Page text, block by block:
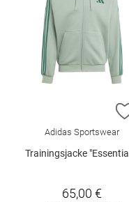
Adidas Sportswear
Trainingsjacke "Essentials Fleece"
65,00 €